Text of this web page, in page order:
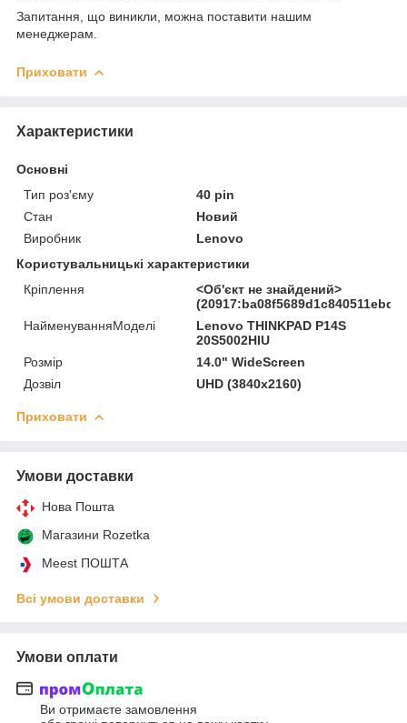
Запитання, що виникли, можна поставити нашим
менеджерам.
Приховати
Характеристики
Основні
Тип роз'єму
40 pin
Стан
Новий
Виробник
Lenovo
Користувальницькі характеристики
Кріплення
<Об'єкт не знайдений>
НайменуванняМоделі
Lenovo THINKPAD P14S
20S5002HIU
Розмір
14.0" WideScreen
Дозвіл
UHD (3840x2160)
Приховати
Умови доставки
Нова Пошта
Магазини Rozetka
Meest ПОШТА
Всі умови доставки
Умови оплати
Ви отримаєте замовлення